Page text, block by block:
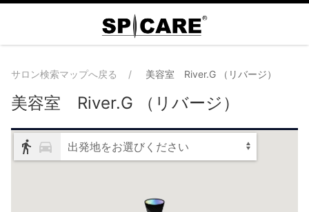
サロン検索マップへ戻る 美容室 River.G （リバージ）
美容室 River.G （リバージ）
出発地をお選びください